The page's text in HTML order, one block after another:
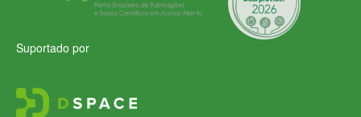
Suportado por